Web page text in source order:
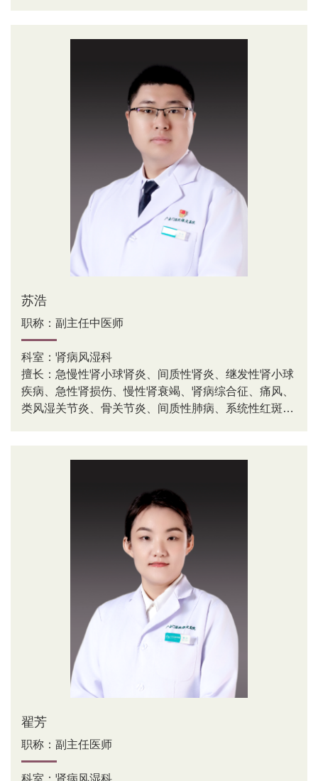
苏浩
职称：副主任中医师
科室：肾病风湿科
擅长：急慢性肾小球肾炎、间质性肾炎、继发性肾小球
疾病、急性肾损伤、慢性肾衰竭、肾病综合征、痛风、
类风湿关节炎、骨关节炎、间质性肺病、系统性红斑狼
翟芳
职称：副主任医师
科室：肾病风湿科